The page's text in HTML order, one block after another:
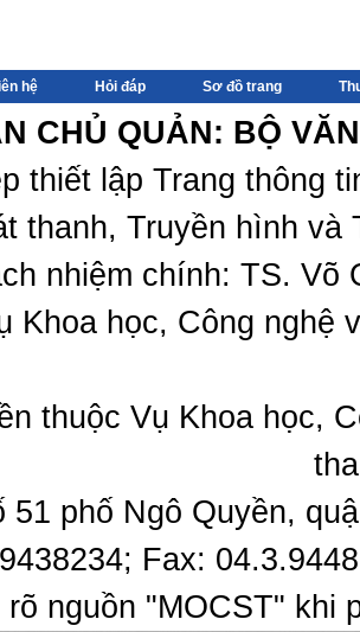
hệ Hỏi đáp Sơ đồ trang
CHỦ QUẢN: BỘ
thiết lập Trang thông
thanh, Truyền hình
nhiệm chính: TS.
Khoa học, Công nghệ
thuộc Vụ Khoa học,
phố Ngô Quyền,
Fax:
rõ nguồn "MOCST" khi